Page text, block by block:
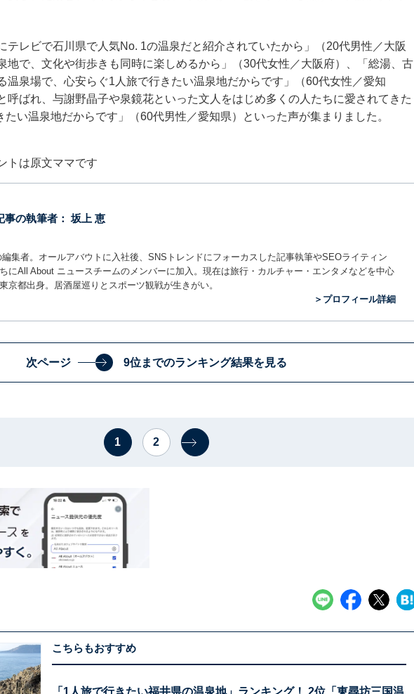
テレビで石川県で人気No. 1の温泉だと紹介されていたから」（20代男性／大阪
地で、文化や街歩きも同時に楽しめるから」（30代女性／大阪府）、「総湯、古
温泉場で、心安らぐ1人旅で行きたい温泉地だからです」（60代女性／愛知
呼ばれ、与謝野晶子や泉鏡花といった文人をはじめ多くの人たちに愛されてきた
たい温泉地だからです」（60代男性／愛知県）といった声が集まりました。
トは原文ママです
事の執筆者： 坂上 恵
集者。オールアバウトに入社後、SNSトレンドにフォーカスした記事執筆やSEOライティン
にAll About ニュースチームのメンバーに加入。現在は旅行・カルチャー・エンタメなどを中心
京都出身。居酒屋巡りとスポーツ観戦が生きがい。
＞プロフィール詳細
次ページ 9位までのランキング結果を見る
1 2
こちらもおすすめ